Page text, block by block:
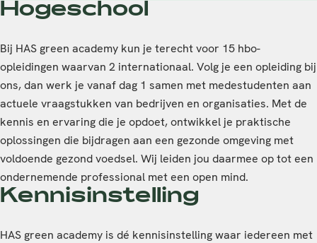
Hogeschool
Bij HAS green academy kun je terecht voor 15 hbo-
opleidingen waarvan 2 internationaal. Volg je een opleiding bij
ons, dan werk je vanaf dag 1 samen met medestudenten aan
actuele vraagstukken van bedrijven en organisaties. Met de
kennis en ervaring die je opdoet, ontwikkel je praktische
oplossingen die bijdragen aan een gezonde omgeving met
voldoende gezond voedsel. Wij leiden jou daarmee op tot een
ondernemende professional met een open mind.
Kennisinstelling
HAS green academy is dé kennisinstelling waar iedereen met